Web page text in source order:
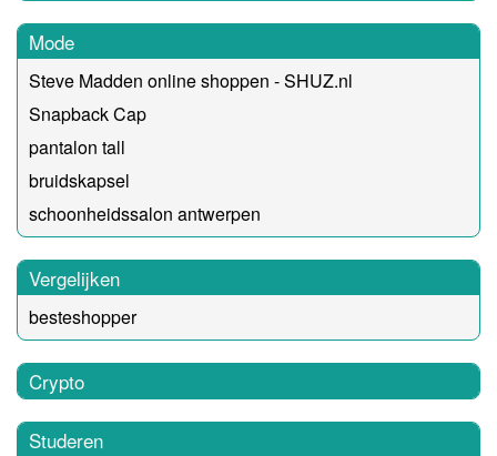
Mode
Steve Madden online shoppen - SHUZ.nl
Snapback Cap
pantalon tall
bruidskapsel
schoonheidssalon antwerpen
Vergelijken
besteshopper
Crypto
Studeren